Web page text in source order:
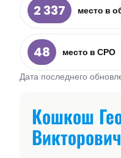
2 337 место в
48
место в СРО
Дата последнего
Кошкош
Викторович